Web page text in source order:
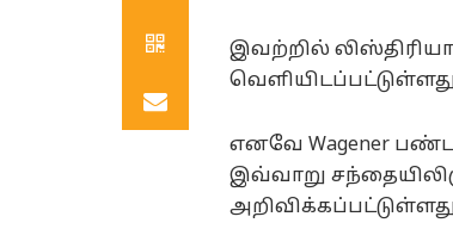
இவற்றில்
எனவே Wagener
இவ்வாறு